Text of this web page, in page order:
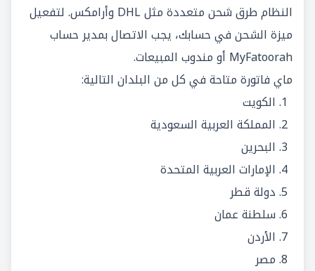
النظام طرق شحن متعددة مثل DHL وأرامكس. لتفعيل
ميزة الشحن في حسابك، يجب الاتصال بمدير حساب
MyFatoorah أو مندوب المبيعات.
ماي فاتورة متاحة في كل من البلدان التالية:
الكويت
المملكة العربية السعودية
البحرين
الإمارات العربية المتحدة
دولة قطر
سلطنة عمان
الأردن
مصر